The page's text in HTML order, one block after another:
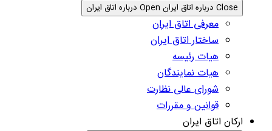
Close درباره اتاق ایران Open درباره اتاق ایران
معرفی اتاق ایران
ساختار اتاق ایران
هیات رئیسه
هیات نمایندگان
شورای عالی نظارت
قوانین و مقررات
ارکان اتاق ایران